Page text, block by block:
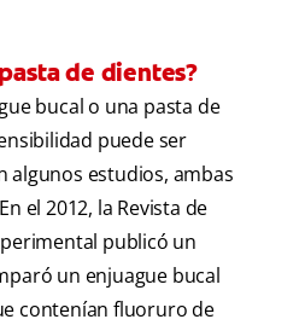
de dientes?
bucal o una pasta de
puede ser
algunos estudios, ambas
el 2012, la Revista de
publicó un
un enjuague bucal
contenían fluoruro de